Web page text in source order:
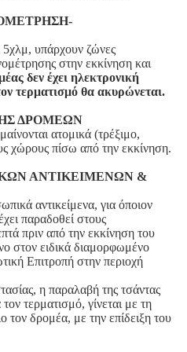
υπάρχουν ζώνες
στην εκκίνηση και
δεν έχει ηλεκτρονική
τερματισμό θα ακυρώνεται.
ΔΡΟΜΕΩΝ
ατομικά (τρέξιμο,
χώρους πίσω από την εκκίνηση.
ΑΝΤΙΚΕΙΜΕΝΩΝ &
αντικείμενα, για όποιον
παραδοθεί στους
πριν από την εκκίνηση του
στον ειδικά διαμορφωμένο
Επιτροπή στην περιοχή
η παραλαβή της τσάντας
τερματισμό, γίνεται με τη
τον δρομέα, με την επίδειξη του